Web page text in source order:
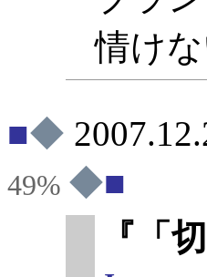
情けな
◆
49% ◆
『 「